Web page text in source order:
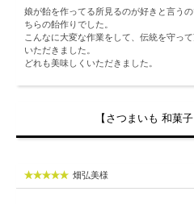
娘が飴を作ってる所見るのが好きと言う
ちらの飴作りでした。
こんなに大変な作業をして、伝統を守っ
いただきました。
どれも美味しくいただきました。
【さつまいも 和菓
畑弘美様